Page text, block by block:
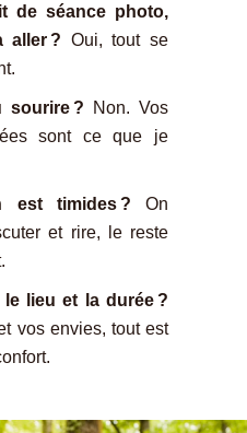
de séance photo,
aller ? Oui, tout se
sourire ? Non. Vos
sont ce que je
timides ? On
et rire, le reste
lieu et la durée ?
vos envies, tout est